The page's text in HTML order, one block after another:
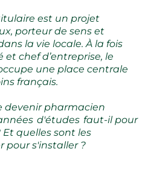
est un projet
porteur de sens et
la vie locale. À la fois
chef d’entreprise, le
une place centrale
français.
devenir pharmacien
d'études faut-il pour
quelles sont les
pour s'installer ?